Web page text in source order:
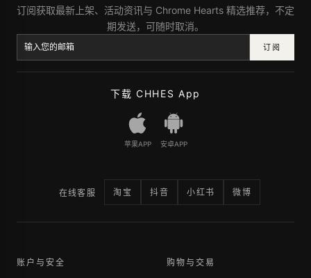
订阅获取最新上架、活动资讯与 Chrome Hearts 精选推荐，不定
期发送，可随时取消。
订阅
下载 CHHES App
苹果APP 安卓APP
在线客服 淘宝 抖音 小红书 微博
账户与安全 购物与交易